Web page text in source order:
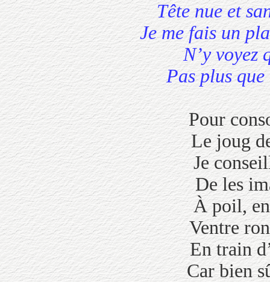
Tête nue
Je me fais
N’y voyez
Pas plus
Pour
Le joug de
Je conseille
De les
À poil, en
Ventre rond,
En train
Car bien sûr,